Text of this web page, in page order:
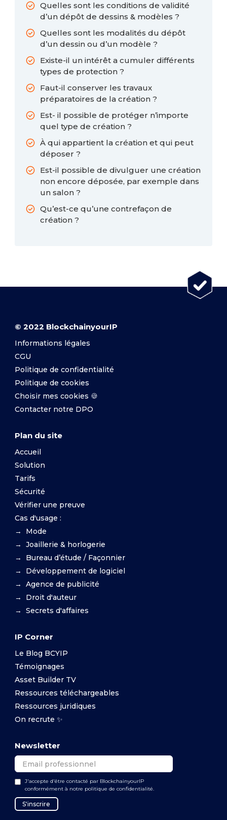
Quelles sont les conditions de validité
d’un dépôt de dessins & modèles ?
Quelles sont les modalités du dépôt
d’un dessin ou d’un modèle ?
Existe-il un intérêt a cumuler différents
types de protection ?
Faut-il conserver les travaux
préparatoires de la création ?
Est- il possible de protéger n’importe
quel type de création ?
À qui appartient la création et qui peut
déposer ?
Est-il possible de divulguer une création
non encore déposée, par exemple dans
un salon ?
Qu’est-ce qu’une contrefaçon de
création ?
© 2022 BlockchainyourIP
Informations légales
CGU
Politique de confidentialité
Politique de cookies
Choisir mes cookies 🍪
Contacter notre DPO
Plan du site
Accueil
Solution
Tarifs
Sécurité
Vérifier une preuve
Cas d'usage :
→ Mode
→ Joaillerie & horlogerie
→ Bureau d’étude / Façonnier
→ Développement de logiciel
→ Agence de publicité
→ Droit d'auteur
→ Secrets d'affaires
IP Corner
Le Blog BCYIP
Témoignages
Asset Builder TV
Ressources téléchargeables
Ressources juridiques
On recrute ✨
Newsletter
J'accepte d'être contacté par BlockchainyourIP
conformément à notre politique de confidentialité.